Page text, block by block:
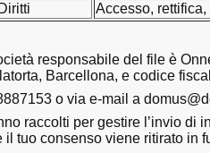
Diritti
Accesso,
responsabile del file è
Barcellona, e codice
o via e-mail a
raccolti per gestire l’invio di
tuo consenso viene ritirato